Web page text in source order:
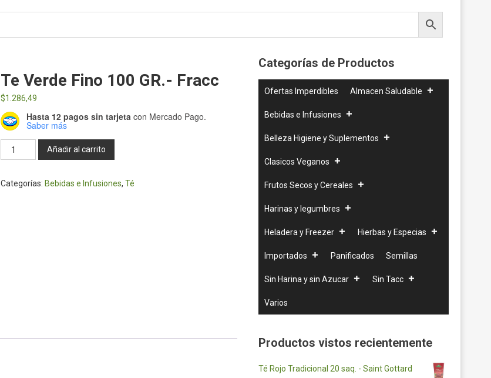
Te Verde Fino 100 GR.- Fracc
$1.286,49
Hasta 12 pagos sin tarjetacon Mercado Pago.
Saber más
Verde
Añadir al carrito
Categorías: Bebidas e Infusiones, Té
Categorías de Productos
Ofertas Imperdibles Almacen Saludable
Bebidas e Infusiones
Belleza Higiene y Suplementos
Clasicos Veganos
Frutos Secos y Cereales
Harinas y legumbres
Heladera y Freezer Hierbas y Especias
Importados Panificados Semillas
Sin Harina y sin Azucar Sin Tacc
Varios
Productos vistos recientemente
Té Rojo Tradicional 20 saq. - Saint Gottard